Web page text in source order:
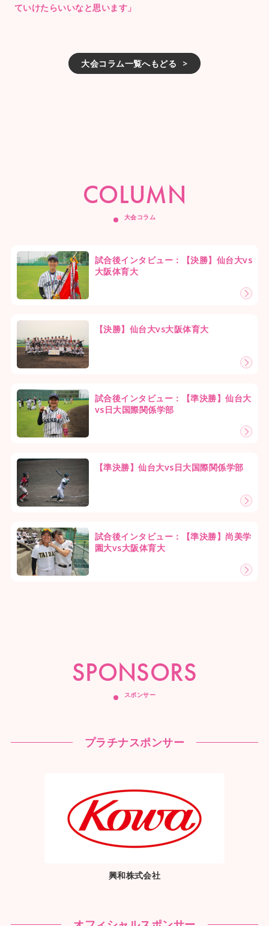
ていけたらいいなと思います」
大会コラム一覧へもどる
COLUMN
大会コラム
試合後インタビュー：【決勝】仙台大vs
大阪体育大
【決勝】仙台大vs大阪体育大
試合後インタビュー：【準決勝】仙台大
vs日大国際関係学部
【準決勝】仙台大vs日大国際関係学部
試合後インタビュー：【準決勝】尚美学
園大vs大阪体育大
SPONSORS
スポンサー
プラチナスポンサー
興和株式会社